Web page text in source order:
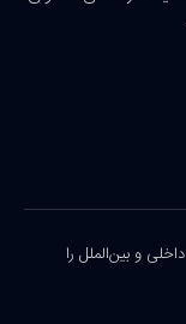
و بین‌الملل را